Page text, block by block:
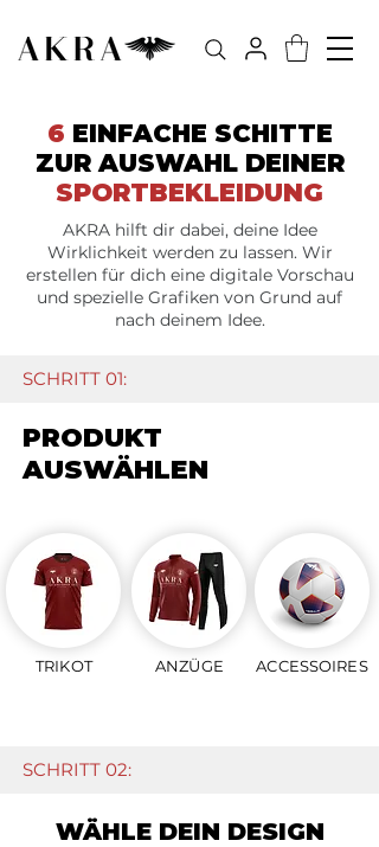
6 EINFACHE SCHITTE
ZUR AUSWAHL DEINER
SPORTBEKLEIDUNG
AKRA hilft dir dabei, deine Idee
Wirklichkeit werden zu lassen. Wir
erstellen für dich eine digitale Vorschau
und spezielle Grafiken von Grund auf
nach deinem Idee.
SCHRITT 01:
PRODUKT
AUSWÄHLEN
TRIKOT ANZÜGE ACCESSOIRES
SCHRITT 02:
WÄHLE DEIN DESIGN